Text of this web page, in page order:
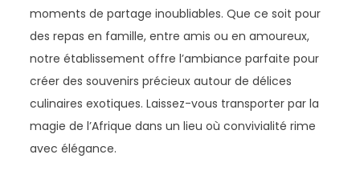
moments de partage inoubliables. Que ce soit pour
des repas en famille, entre amis ou en amoureux,
notre établissement offre l’ambiance parfaite pour
créer des souvenirs précieux autour de délices
culinaires exotiques. Laissez-vous transporter par la
magie de l’Afrique dans un lieu où convivialité rime
avec élégance.